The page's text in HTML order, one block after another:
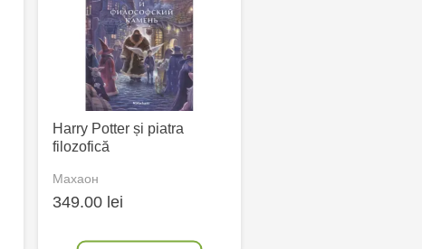
Harry Potter și piatra
filozofică
Махаон
349.00 lei